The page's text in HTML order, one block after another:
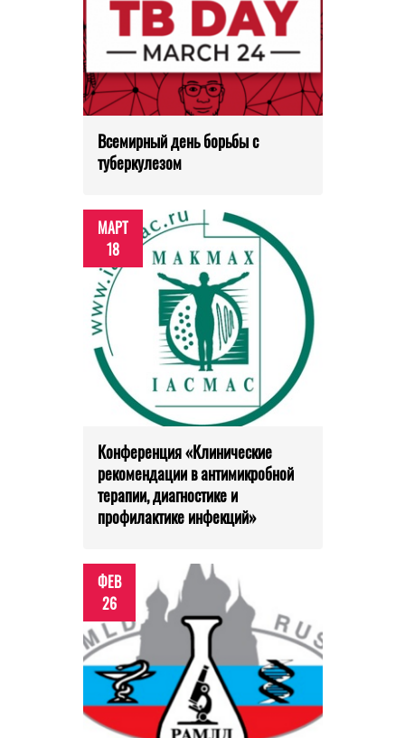
Всемирный день борьбы с
туберкулезом
МАРТ
18
Конференция «Клинические
рекомендации в антимикробной
терапии, диагностике и
профилактике инфекций»
ФЕВ
26